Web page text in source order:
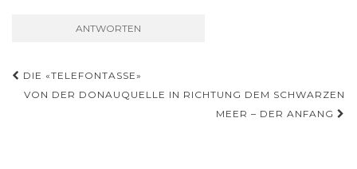
Beitragsnavigation
DIE «TELEFONTASSE»
VON DER DONAUQUELLE IN RICHTUNG DEM SCHWARZEN
MEER – DER ANFANG